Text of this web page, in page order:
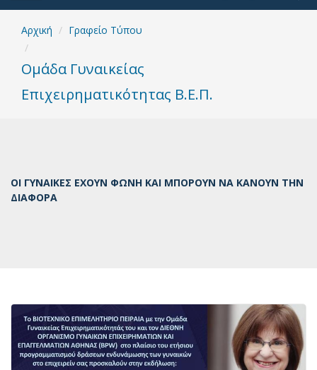
Αρχική Γραφείο Τύπου
Ομάδα Γυναικείας
Επιχειρηματικότητας Β.Ε.Π.
ΟΙ ΓΥΝΑΙΚΕΣ ΕΧΟΥΝ ΦΩΝΗ ΚΑΙ ΜΠΟΡΟΥΝ ΝΑ ΚΑΝΟΥΝ ΤΗΝ
ΔΙΑΦΟΡΑ